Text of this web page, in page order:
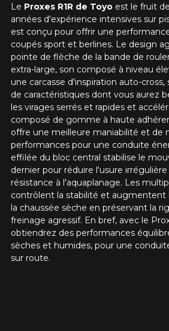
Le Proxes R1R de Toyoest le fruit
années d'expérience intensives sur
est conçu pour offrir une
coupés sport et berlines. Le design
pointe de flèche de la bande de
extra-large, son composé à niveau
une carcasse d'inspiration auto-
de caractéristiques dont vous aurez
les virages serrés et rapides et
composé de gomme à haute
offre une meilleure maniabilité et de
performances pour une conduite
effilée du bloc central stabilise le
dernier pour réduire l'usure
résistance à l'aquaplanage. Les
contrôlent la stabilité et augmentent
la chaussée sèche en préservant la
freinage agressif. En bref, avec le
obtiendrez des performances
sèches et humides, pour une
sur route.
Courriel
Votre véhicule
Année
Marque
Modèle
Option